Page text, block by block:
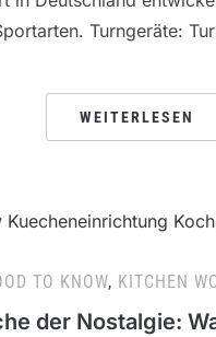
Turngeräte:
WEITERLESEN
TO KNOW, KITCHEN
der Nostalgie: